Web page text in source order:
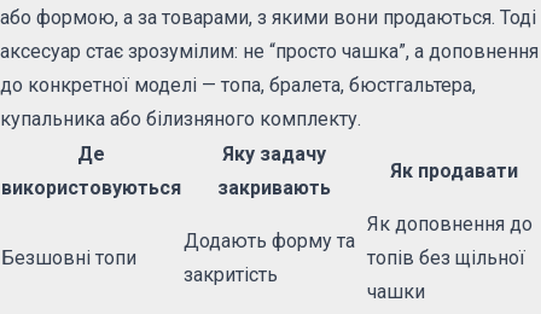
або формою, а за товарами, з якими вони продаються. Тоді
аксесуар стає зрозумілим: не “просто чашка”, а доповнення
до конкретної моделі — топа, бралета, бюстгальтера,
купальника або білизняного комплекту.
Де
використовуються
Яку задачу
закривають
Як продавати
Безшовні топи
Додають форму та
закритість
Як доповнення до
топів без щільної
чашки